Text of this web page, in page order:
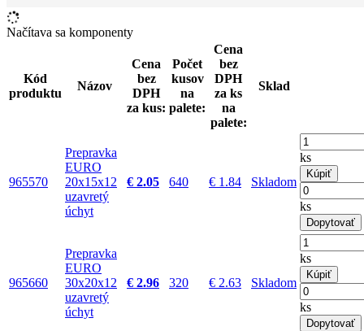
Načítava sa komponenty
Kód
produktu
Názov
Cena
bez
DPH
za kus:
Počet
kusov
na
palete:
Cena
bez
DPH
za ks
na
palete:
Sklad
965570
Prepravka
EURO
20x15x12
uzavretý
úchyt
€ 2.05 640 € 1.84 Skladom
ks
Kúpiť
ks
Dopytovať
965660
Prepravka
EURO
30x20x12
uzavretý
úchyt
€ 2.96 320 € 2.63 Skladom
ks
Kúpiť
ks
Dopytovať